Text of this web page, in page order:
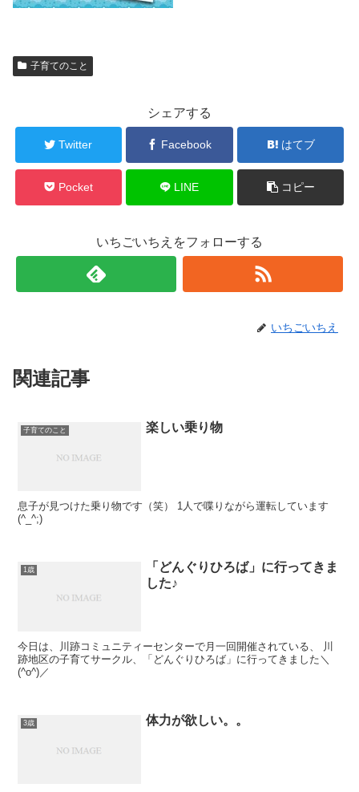
子育てのこと
シェアする
Twitter Facebook はてブ
Pocket LINE コピー
いちごいちえをフォローする
いちごいちえ
関連記事
子育てのこと 楽しい乗り物
息子が見つけた乗り物です（笑） 1人で喋りながら運転しています
(^_^;)
1歳
「どんぐりひろば」に行ってきま
した♪
今日は、川跡コミュニティーセンターで月一回開催されている、 川
跡地区の子育てサークル、「どんぐりひろば」に行ってきました＼
(^o^)／
3歳 体力が欲しい。。